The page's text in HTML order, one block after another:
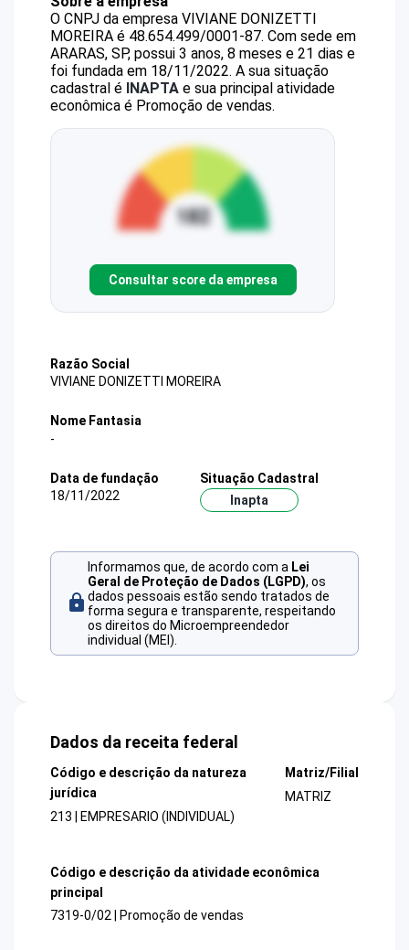
O CNPJ da empresa VIVIANE DONIZETTI
MOREIRA é 48.654.499/0001-87. Com sede em
ARARAS, SP, possui 3 anos, 8 meses e 21 dias e
foi fundada em 18/11/2022. A sua situação
cadastral é INAPTA e sua principal atividade
econômica é Promoção de vendas.
Consultar score da empresa
Razão Social
VIVIANE DONIZETTI MOREIRA
Nome Fantasia
-
Data de fundação
18/11/2022
Situação Cadastral
Inapta
Informamos que, de acordo com a Lei
Geral de Proteção de Dados (LGPD), os
dados pessoais estão sendo tratados de
forma segura e transparente, respeitando
os direitos do Microempreendedor
individual (MEI).
Dados da receita federal
Código e descrição da natureza
jurídica
213 | EMPRESARIO (INDIVIDUAL)
Matriz/Filial
MATRIZ
Código e descrição da atividade econômica
principal
7319-0/02 | Promoção de vendas